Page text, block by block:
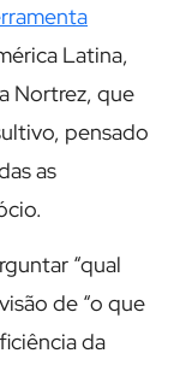
Latina,
Nortrez, que
pensado
as
“qual
de “o que
da